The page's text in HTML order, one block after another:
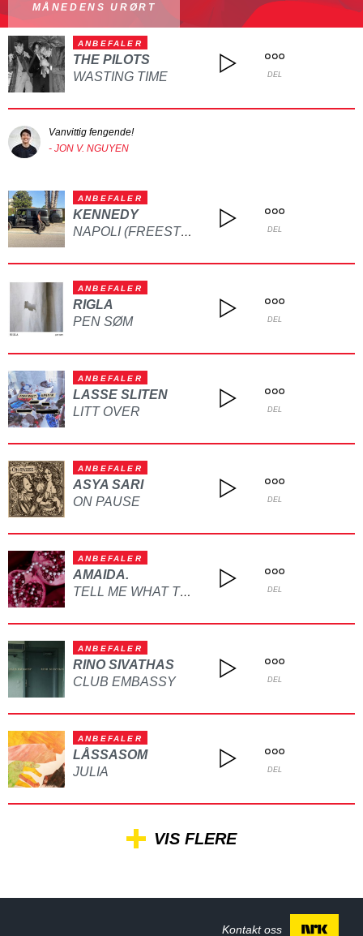
MÅNEDENS URØRT
ANBEFALER
THE PILOTS
WASTING TIME
DEL
Vanvittig fengende!
- JON V. NGUYEN
ANBEFALER
KENNEDY
NAPOLI (FREESTYLE) DEL
ANBEFALER
RIGLA
PEN SØM
DEL
ANBEFALER
LASSE SLITEN
LITT OVER
DEL
ANBEFALER
ASYA SARI
ON PAUSE
DEL
ANBEFALER
AMAIDA.
TELL ME WHAT TO DO DEL
ANBEFALER
RINO SIVATHAS
CLUB EMBASSY
DEL
ANBEFALER
LÅSSASOM
JULIA
DEL
VIS FLERE
Kontakt oss